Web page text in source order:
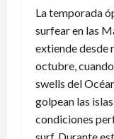
La temporada
surfear en las
extiende desde
octubre,
swells del
golpean las
condiciones